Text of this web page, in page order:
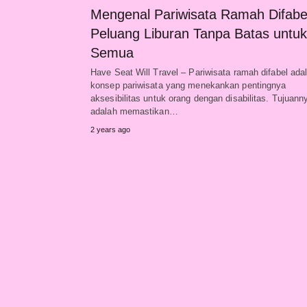
Mengenal Pariwisata Ramah
Peluang Liburan Tanpa Batas untuk
Semua
Have Seat Will Travel – Pariwisata ramah difabel
konsep pariwisata yang menekankan pentingnya
aksesibilitas untuk orang dengan disabilitas.
adalah memastikan…
2 years ago